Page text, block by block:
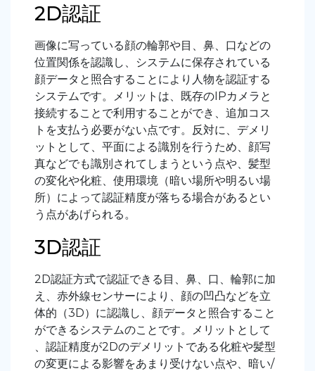
2D認証
画像に写っている顔の輪郭や目、鼻、口などの
位置関係を認識し、システムに保存されている
顔データと照合することにより人物を認証する
システムです。メリットは、既存のIPカメラと
接続することで利用することができ、追加コス
トを支払う必要がない点です。反対に、デメリ
ットとして、平面による識別を行うため、顔写
真などでも識別されてしまうという点や、髪型
の変化や化粧、使用環境（暗い場所や明るい場
所）によって認証精度が落ちる場合があるとい
う点があげられる。
3D認証
2D認証方式で認証できる目、鼻、口、輪郭に加
え、赤外線センサーにより、顔の凹凸などを立
体的（3D）に認識し、顔データと照合すること
ができるシステムのことです。メリットとして
、認証精度が2Dのデメリットである化粧や髪型
の変更による影響をあまり受けない点や、暗い/